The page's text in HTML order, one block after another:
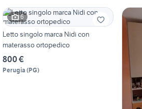
6
Letto singolo marca Nidi con
materasso ortopedico
800 €
Perugia (PG)